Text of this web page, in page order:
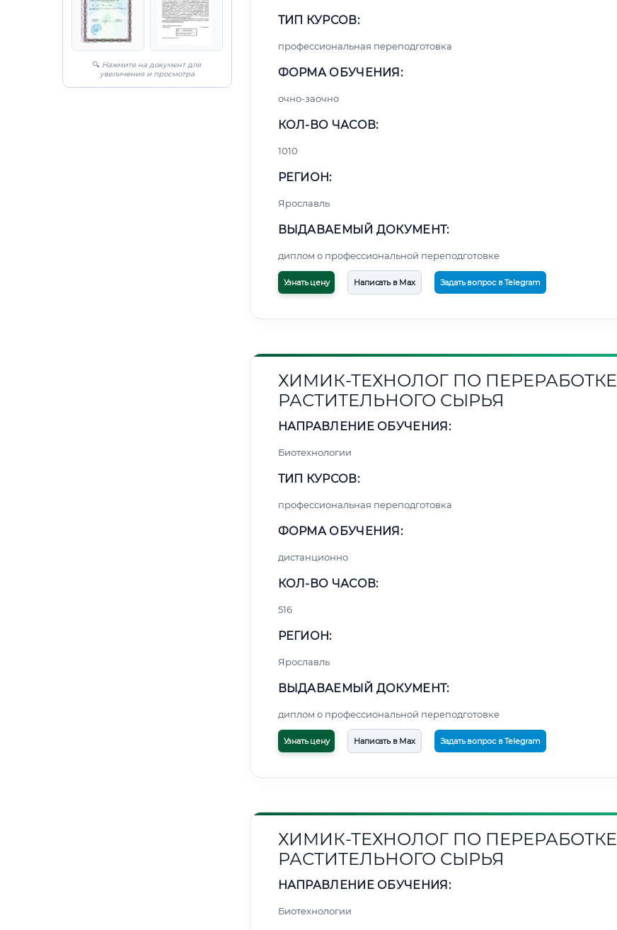
🔍 Нажмите на документ для
увеличения и просмотра
ТИП КУРСОВ:
профессиональная переподготовка
ФОРМА ОБУЧЕНИЯ:
очно-заочно
КОЛ-ВО ЧАСОВ:
1010
РЕГИОН:
Ярославль
ВЫДАВАЕМЫЙ ДОКУМЕНТ:
диплом о профессиональной переподготовке
Узнать цену Написать в Max Задать вопрос в Telegram
ХИМИК-ТЕХНОЛОГ ПО ПЕРЕРАБОТКЕ
РАСТИТЕЛЬНОГО СЫРЬЯ
НАПРАВЛЕНИЕ ОБУЧЕНИЯ:
Биотехнологии
ТИП КУРСОВ:
профессиональная переподготовка
ФОРМА ОБУЧЕНИЯ:
дистанционно
КОЛ-ВО ЧАСОВ:
516
РЕГИОН:
Ярославль
ВЫДАВАЕМЫЙ ДОКУМЕНТ:
диплом о профессиональной переподготовке
Узнать цену Написать в Max Задать вопрос в Telegram
ХИМИК-ТЕХНОЛОГ ПО ПЕРЕРАБОТКЕ
РАСТИТЕЛЬНОГО СЫРЬЯ
НАПРАВЛЕНИЕ ОБУЧЕНИЯ:
Биотехнологии